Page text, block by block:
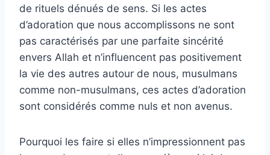
de rituels dénués de sens. Si les actes
d’adoration que nous accomplissons ne sont
pas caractérisés par une parfaite sincérité
envers Allah et n’influencent pas positivement
la vie des autres autour de nous, musulmans
comme non-musulmans, ces actes d’adoration
sont considérés comme nuls et non avenus.
Pourquoi les faire si elles n’impressionnent pas